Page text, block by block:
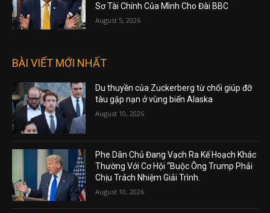
Sơ Tài Chính Của Mình Cho Đài BBC
August 5, 2026
BÀI VIẾT MỚI NHẤT
Du thuyền của Zuckerberg từ chối giúp đỡ
tàu gặp nạn ở vùng biển Alaska
August 10, 2026
Phe Dân Chủ Đang Vạch Ra Kế Hoạch Khác
Thường Với Cơ Hội “Buộc Ông Trump Phải
Chịu Trách Nhiệm Giải Trình.
August 10, 2026